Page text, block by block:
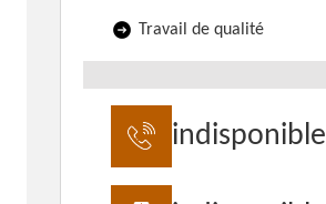
Travail de qualité
indisponible